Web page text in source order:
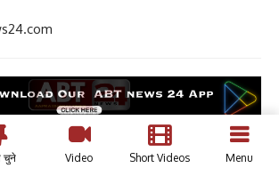
.com
ABT News 24 | All Rights Reserved.
चुने Video Short Videos Menu